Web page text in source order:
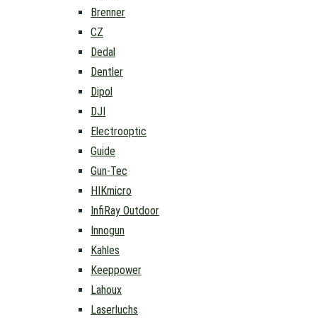
Brenner
CZ
Dedal
Dentler
Dipol
DJI
Electrooptic
Guide
Gun-Tec
HIKmicro
InfiRay Outdoor
Innogun
Kahles
Keeppower
Lahoux
Laserluchs